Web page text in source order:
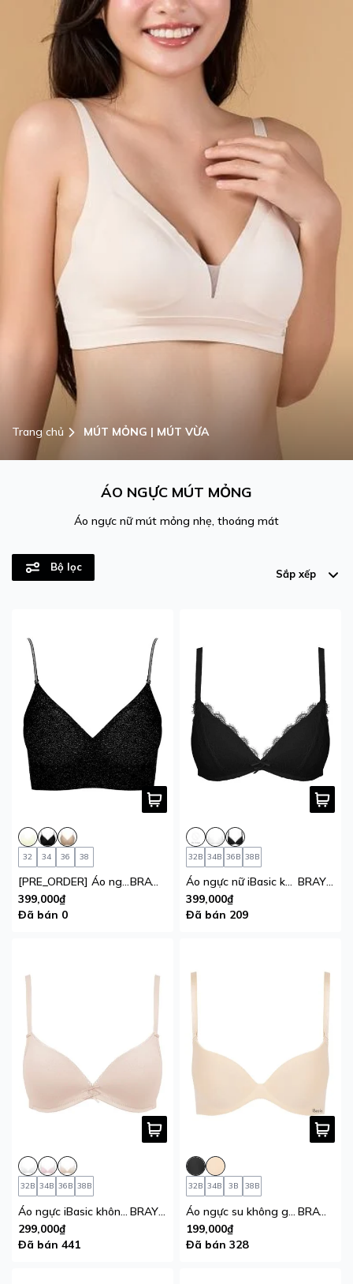
Trang chủ MÚT MỎNG | MÚT VỪA
MÚT MỎNG | MÚT VỪA
ÁO NGỰC MÚT MỎNG
Áo ngực nữ mút mỏng nhẹ, thoáng mát
Bộ lọc
Sắp xếp
32 34 36 38
[PRE_ORDER] Áo ngực su mút mỏng Multiway iBasic không gọng 1 móc cài
BRAW127
399,000₫
Đã bán 0
32B 34B 36B 38B
Áo ngực nữ iBasic không gọng mút mỏng full ren
BRAY080
399,000₫
Đã bán 209
32B 34B 36B 38B
Áo ngực iBasic không gọng mút mỏng cotton USA kháng khuẩn
BRAY058
299,000₫
Đã bán 441
32B 34B 3B 38B
Áo ngực su không gọng mút vừa iBasic không đường may thoáng khí
BRAW174
199,000₫
Đã bán 328